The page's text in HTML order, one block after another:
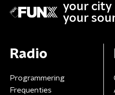
your city
your
Radio
Programmering
Frequenties